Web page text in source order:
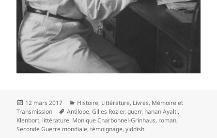
Publié
le
12 mars 2017 Catégories
Histoire, Littérature, Livres, Mémoire et
Transmission
Mots-
clés
Antilope,Gilles Rozier,guerr, hanan Ayalti,
Klenbort, littérature, Monique Charbonnel-Grinhaus, roman,
Seconde Guerre mondiale,témoignage,yiddish